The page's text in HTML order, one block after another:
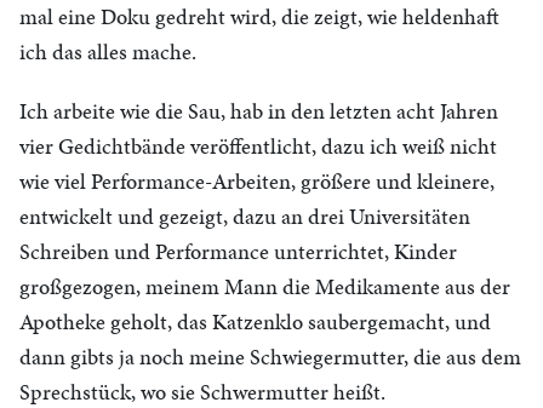
mal eine Doku gedreht wird, die zeigt, wie heldenhaft
ich das alles mache.
Ich arbeite wie die Sau, hab in den letzten acht Jahren
vier Gedichtbände veröffentlicht, dazu ich weiß nicht
wie viel Performance-Arbeiten, größere und kleinere,
entwickelt und gezeigt, dazu an drei Universitäten
Schreiben und Performance unterrichtet, Kinder
großgezogen, meinem Mann die Medikamente aus der
Apotheke geholt, das Katzenklo saubergemacht, und
dann gibts ja noch meine Schwiegermutter, die aus dem
Sprechstück, wo sie Schwermutter heißt.